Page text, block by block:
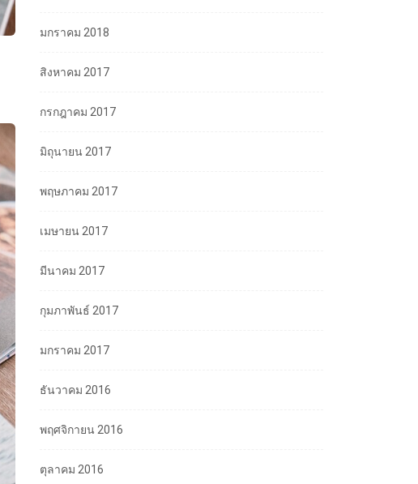
มกราคม 2018
สิงหาคม 2017
กรกฎาคม 2017
มิถุนายน 2017
พฤษภาคม 2017
เมษายน 2017
มีนาคม 2017
กุมภาพันธ์ 2017
มกราคม 2017
ธันวาคม 2016
พฤศจิกายน 2016
ตุลาคม 2016